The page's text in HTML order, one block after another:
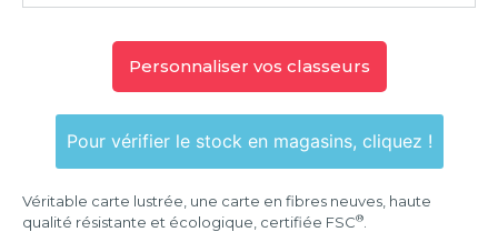
Personnaliser vos classeurs
Pour vérifier le stock en magasins, cliquez !
Véritable carte lustrée, une carte en fibres neuves, haute
qualité résistante et écologique, certifiée FSC®